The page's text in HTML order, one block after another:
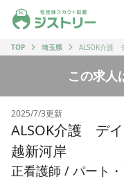
ジストリー 看護師の
TOP
埼玉県 ALSOK介護
この求人
2025/7/3更新
ALSOK介護 デ
越新河岸
正看護師 / パート